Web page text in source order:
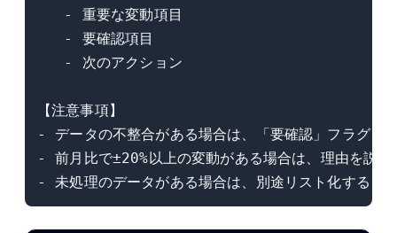
   - 重要な変動項目
   - 要確認項目
   - 次のアクション
【注意事項】
- データの不整合がある場合は、「要確認」フラグを
- 前月比で±20%以上の変動がある場合は、理由を説明